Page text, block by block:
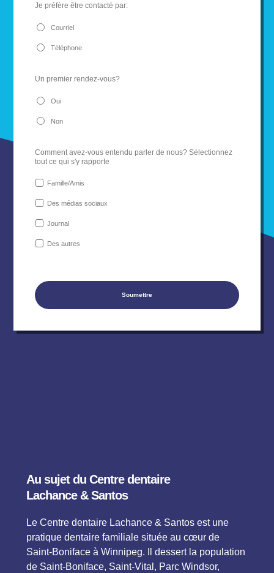
Je préfère être contacté par:
Courriel
Téléphone
Un premier rendez-vous?
Oui
Non
Comment avez-vous entendu parler de nous? Sélectionnez
tout ce qui s'y rapporte
Famille/Amis
Des médias sociaux
Journal
Des autres
Au sujet du Centre dentaire
Lachance & Santos
Le Centre dentaire Lachance & Santos est une
pratique dentaire familiale située au cœur de
Saint-Boniface à Winnipeg. Il dessert la population
de Saint-Boniface, Saint-Vital, Parc Windsor,